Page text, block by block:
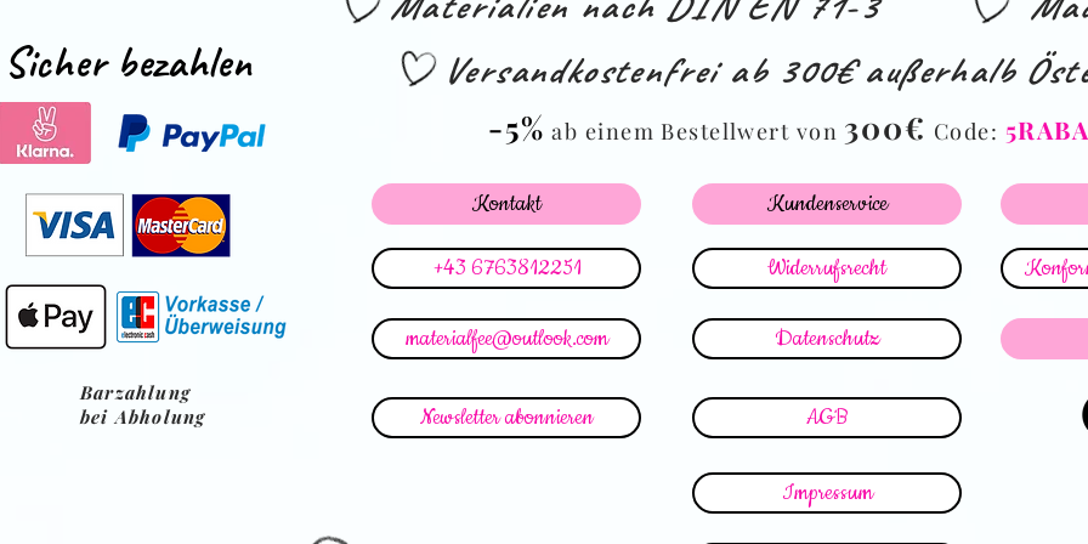
Sicher bezahlen
Versandkostenfrei ab 300€ außerhalb
-5% ab einem Bestellwert von 300€ Code:
Kontakt
+43 6763812251
materialfee@outlook.com
Kundenservice
Widerrufsrecht
Datenschutz
Barzahlung
bei Abholung
Newsletter abonnieren AGB
Impressum